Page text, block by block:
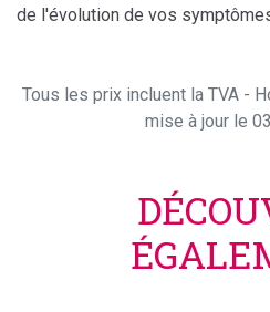
de l'évolution de vos
Tous les prix incluent la TVA -
mise à jour le